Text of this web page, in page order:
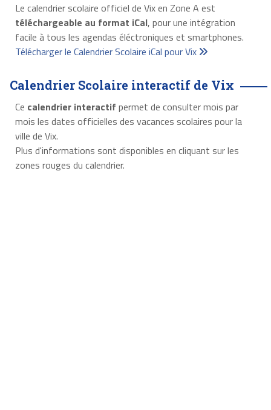
Le calendrier scolaire officiel de Vix en Zone A est
téléchargeable au format iCal, pour une intégration
facile à tous les agendas éléctroniques et smartphones.
Télécharger le Calendrier Scolaire iCal pour Vix
Calendrier Scolaire interactif de Vix
Ce calendrier interactif permet de consulter mois par
mois les dates officielles des vacances scolaires pour la
ville de Vix.
Plus d'informations sont disponibles en cliquant sur les
zones rouges du calendrier.